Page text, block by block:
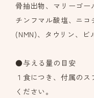
骨抽出物、マリーゴ
チンフマル酸塩、ニ
(NMN)、タウリン、ビ
●与える量の目安
１食につき、付属の
ください。